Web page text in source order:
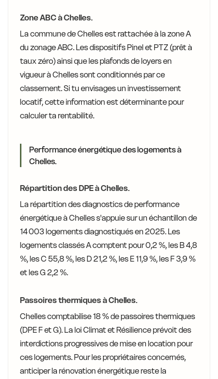
Zone ABC à Chelles.
La commune de Chelles est rattachée à la zone A
du zonage ABC. Les dispositifs Pinel et PTZ (prêt à
taux zéro) ainsi que les plafonds de loyers en
vigueur à Chelles sont conditionnés par ce
classement. Si tu envisages un investissement
locatif, cette information est déterminante pour
calculer ta rentabilité.
Performance énergétique des logements à
Chelles.
Répartition des DPE à Chelles.
La répartition des diagnostics de performance
énergétique à Chelles s'appuie sur un échantillon de
14 003 logements diagnostiqués en 2025. Les
logements classés A comptent pour 0,2 %, les B 4,8
%, les C 55,8 %, les D 21,2 %, les E 11,9 %, les F 3,9 %
et les G 2,2 %.
Passoires thermiques à Chelles.
Chelles comptabilise 18 % de passoires thermiques
(DPE F et G). La loi Climat et Résilience prévoit des
interdictions progressives de mise en location pour
ces logements. Pour les propriétaires concernés,
anticiper la rénovation énergétique reste la